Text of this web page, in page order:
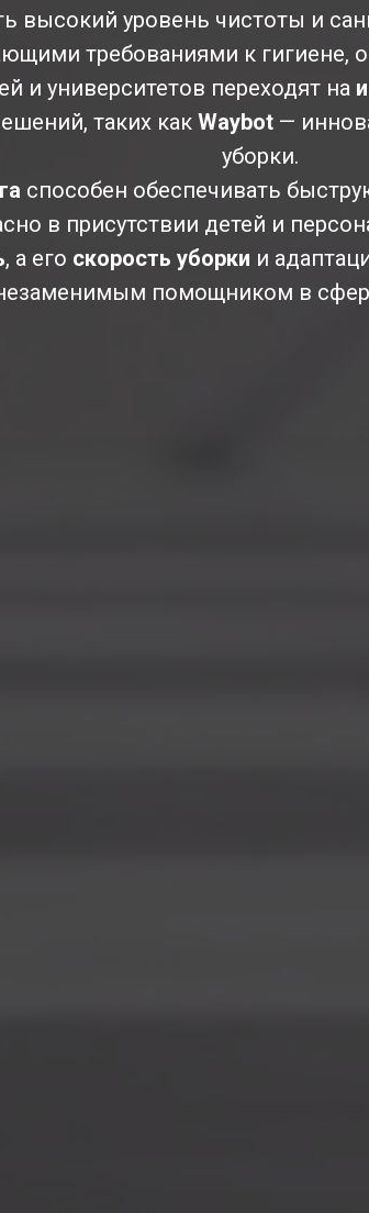
высокий уровень чистоты и
требованиями к гигиене,
и университетов переходят на
таких как Waybot —
уборки.
способен обеспечивать
в присутствии детей и
, а его скорость уборки и
помощником в